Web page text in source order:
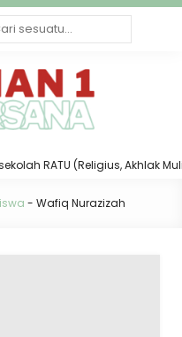
RATU (Religius, Akhlak
- Wafiq Nurazizah